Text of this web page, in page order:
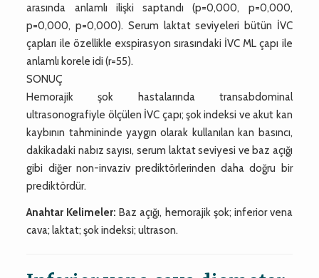
arasında anlamlı ilişki saptandı (p=0,000, p=0,000,
p=0,000, p=0,000). Serum laktat seviyeleri bütün İVC
çapları ile özellikle exspirasyon sırasındaki İVC ML çapı ile
anlamlı korele idi (r=55).
SONUÇ
Hemorajik şok hastalarında transabdominal
ultrasonografiyle ölçülen İVC çapı; şok indeksi ve akut kan
kaybının tahmininde yaygın olarak kullanılan kan basıncı,
dakikadaki nabız sayısı, serum laktat seviyesi ve baz açığı
gibi diğer non-invaziv prediktörlerinden daha doğru bir
prediktördür.
Anahtar Kelimeler: Baz açığı, hemorajik şok; inferior vena
cava; laktat; şok indeksi; ultrason.